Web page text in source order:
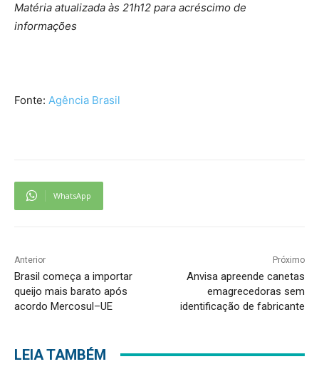
Matéria atualizada às 21h12 para acréscimo de
informações
Fonte: Agência Brasil
WhatsApp
Anterior
Brasil começa a importar
queijo mais barato após
acordo Mercosul–UE
Próximo
Anvisa apreende canetas
emagrecedoras sem
identificação de fabricante
LEIA TAMBÉM